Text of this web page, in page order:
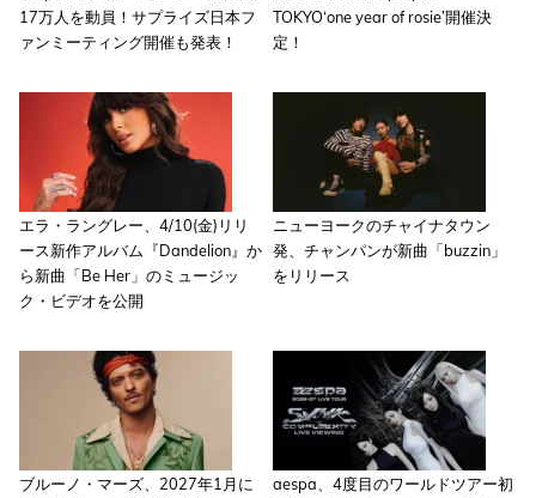
17万人を動員！サプライズ日本フ
ァンミーティング開催も発表！
TOKYO‘one year of rosie’開催決
定！
エラ・ラングレー、4/10(金)リリ
ース新作アルバム『Dandelion』か
ら新曲「Be Her」のミュージッ
ク・ビデオを公開
ニューヨークのチャイナタウン
発、チャンパンが新曲「buzzin」
をリリース
ブルーノ・マーズ、2027年1月に
aespa、4度目のワールドツアー初